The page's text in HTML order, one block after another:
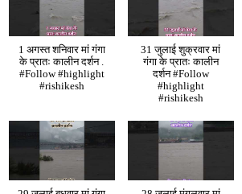
1 अगस्त शनिवार मां गंगा
के प्रातः कालीन दर्शन .
#Follow #highlight
#rishikesh
31 जुलाई शुक्रवार मां
गंगा के प्रातः कालीन
दर्शन #Follow
#highlight
#rishikesh